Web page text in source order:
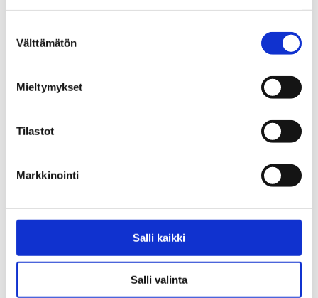
valinta
Välttämätön
Mieltymykset
Tilastot
Markkinointi
Salli kaikki
Salli valinta
EHYT lyhyesti – yleisesite Tositietoa nikotiini -esite